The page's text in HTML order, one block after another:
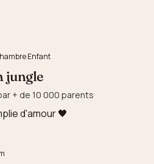
Enfant
jungle
+ de 10 000 parents
d'amour 🖤